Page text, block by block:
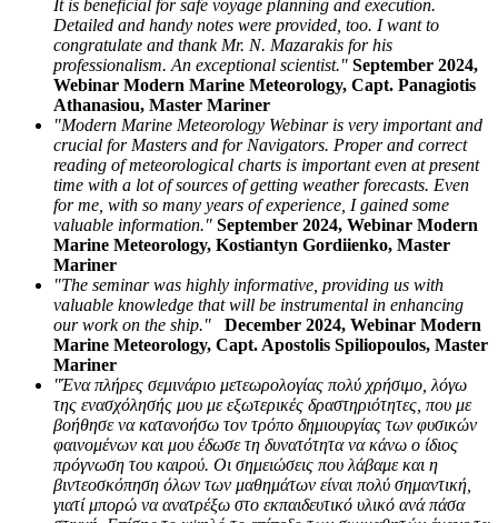
It is beneficial for safe voyage planning and execution.
Detailed and handy notes were provided, too. I want to
congratulate and thank Mr. N. Mazarakis for his
professionalism. An exceptional scientist." September 2024,
Webinar Modern Marine Meteorology, Capt. Panagiotis
Athanasiou, Master Mariner
"Modern Marine Meteorology Webinar is very important and
crucial for Masters and for Navigators. Proper and correct
reading of meteorological charts is important even at present
time with a lot of sources of getting weather forecasts. Even
for me, with so many years of experience, I gained some
valuable information." September 2024, Webinar Modern
Marine Meteorology, Kostiantyn Gordiienko, Master
Mariner
"The seminar was highly informative, providing us with
valuable knowledge that will be instrumental in enhancing
our work on the ship."
December 2024, Webinar Modern
Marine Meteorology, Capt. Apostolis Spiliopoulos, Master
Mariner
"Ένα πλήρες σεμινάριο μετεωρολογίας πολύ χρήσιμο, λόγω
της ενασχόλησής μου με εξωτερικές δραστηριότητες, που με
βοήθησε να κατανοήσω τον τρόπο δημιουργίας των φυσικών
φαινομένων και μου έδωσε τη δυνατότητα να κάνω ο ίδιος
πρόγνωση του καιρού. Οι σημειώσεις που λάβαμε και η
βιντεοσκόπηση όλων των μαθημάτων είναι πολύ σημαντική,
γιατί μπορώ να ανατρέξω στο εκπαιδευτικό υλικό ανά πάσα